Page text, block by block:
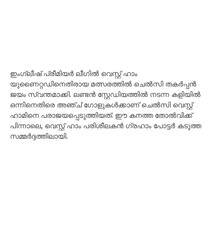
ഇംഗ്ലീഷ് പ്രീമിയർ ലീഗിൽ വെസ്റ്റ് ഹാം
യുണൈറ്റഡിനെതിരായ മത്സരത്തിൽ ചെൽസി തകർപ്പൻ
ജയം സ്വന്തമാക്കി. ലണ്ടൻ സ്റ്റേഡിയത്തിൽ നടന്ന കളിയിൽ
ഒന്നിനെതിരെ അഞ്ച് ഗോളുകൾക്കാണ് ചെൽസി വെസ്റ്റ്
ഹാമിനെ പരാജയപ്പെടുത്തിയത്. ഈ കനത്ത തോൽവിക്ക്
പിന്നാലെ, വെസ്റ്റ് ഹാം പരിശീലകൻ ഗ്രഹാം പോട്ടർ കടുത്ത
സമ്മർദ്ദത്തിലായി.